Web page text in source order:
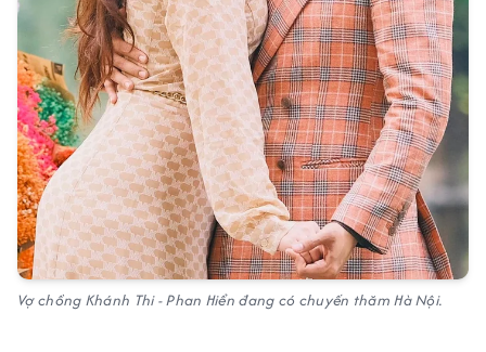
Vợ chồng Khánh Thi - Phan Hiển đang có chuyến thăm Hà Nội.